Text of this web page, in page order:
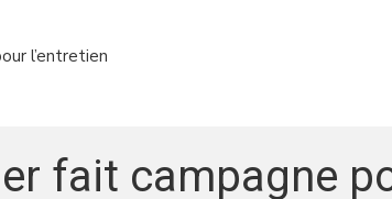
l’entretien
fait campagne